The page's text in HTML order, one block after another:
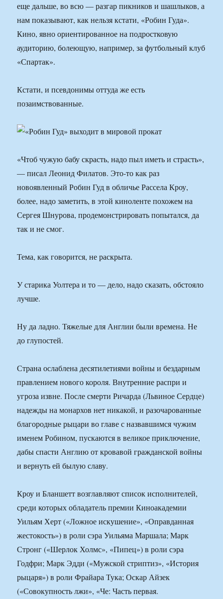
еще дальше, во всю — разгар пикников и шашлыков, а
нам показывают, как нельзя кстати, «Робин Гуда».
Кино, явно ориентированное на подростковую
аудиторию, болеющую, например, за футбольный клуб
«Спартак».
Кстати, и псевдонимы оттуда же есть
позаимствованные.
«Чтоб чужую бабу скрасть, надо пыл иметь и страсть»,
— писал Леонид Филатов. Это-то как раз
новоявленный Робин Гуд в обличье Рассела Кроу,
более, надо заметить, в этой киноленте похожем на
Сергея Шнурова, продемонстрировать попытался, да
так и не смог.
Тема, как говорится, не раскрыта.
У старика Уолтера и то — дело, надо сказать, обстояло
лучше.
Ну да ладно. Тяжелые для Англии были времена. Не
до глупостей.
Страна ослаблена десятилетиями войны и бездарным
правлением нового короля. Внутренние распри и
угроза извне. После смерти Ричарда (Львиное Сердце)
надежды на монархов нет никакой, и разочарованные
благородные рыцари во главе с назвавшимся чужим
именем Робином, пускаются в великое приключение,
дабы спасти Англию от кровавой гражданской войны
и вернуть ей былую славу.
Кроу и Бланшетт возглавляют список исполнителей,
среди которых обладатель премии Киноакадемии
Уильям Херт («Ложное искушение», «Оправданная
жестокость») в роли сэра Уильяма Маршала; Марк
Стронг («Шерлок Холмс», «Пипец») в роли сэра
Годфри; Марк Эдди («Мужской стриптиз», «История
рыцаря») в роли Фрайара Тука; Оскар Айзек
(«Совокупность лжи», «Че: Часть первая.